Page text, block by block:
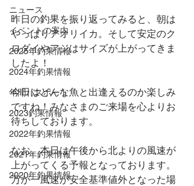
ニュース
イベントの案内
2025年釣果情報
2024年釣果情報
年間パスポート
2023釣果情報
2022年釣果情報
2021年釣果情報
2020年釣果情報
昨日の釣果を振り返ってみると、朝は
やっぱりアオリイカ。そして安定のク
ロダイやアジはサイズが上がってきま
したよ！
今日はどんな魚と出逢えるのか楽しみ
ですね！みなさまのご来場を心よりお
待ちしております。
なお、本日は午後から北よりの風速が
上がってくる予報となっております。
万が一風速が安全基準値外となった場